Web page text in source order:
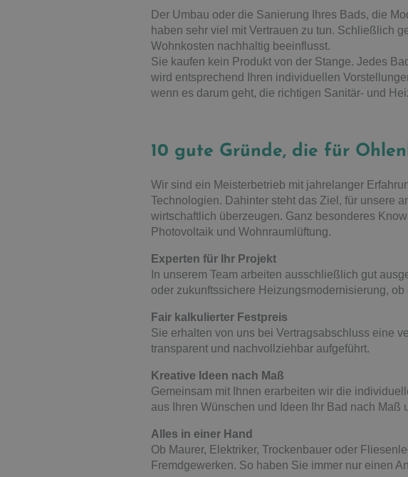
Der Umbau oder die Sanierung Ihres Bads, die
haben sehr viel mit Vertrauen zu tun. Schließlich
Wohnkosten nachhaltig beeinflusst.
Sie kaufen kein Produkt von der Stange. Jedes
wird entsprechend Ihren individuellen
wenn es darum geht, die richtigen Sanitär- und
10 gute Gründe, die für
Wir sind ein Meisterbetrieb mit jahrelanger
Technologien. Dahinter steht das Ziel, für unsere
wirtschaftlich überzeugen. Ganz besonderes
Photovoltaik und Wohnraumlüftung.
Experten für Ihr Projekt
In unserem Team arbeiten ausschließlich gut
oder zukunftssichere Heizungsmodernisierung,
Fair kalkulierter Festpreis
Sie erhalten von uns bei Vertragsabschluss eine
transparent und nachvollziehbar aufgeführt.
Kreative Ideen nach Maß
Gemeinsam mit Ihnen erarbeiten wir die
aus Ihren Wünschen und Ideen Ihr Bad nach Maß
Alles in einer Hand
Ob Maurer, Elektriker, Trockenbauer oder
Fremdgewerken. So haben Sie immer nur einen